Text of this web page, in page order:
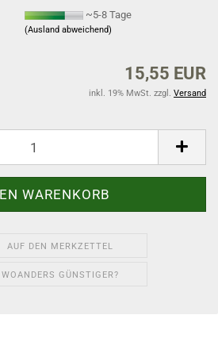
~5-8 Tage
(Ausland abweichend)
15,55 EUR
inkl. 19% MwSt. zzgl. Versand
AUF DEN MERKZETTEL
WOANDERS GÜNSTIGER?